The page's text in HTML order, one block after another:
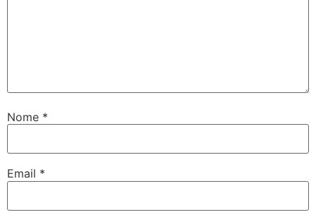
Nome *
Email *